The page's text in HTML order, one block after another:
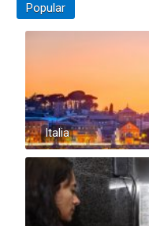
Popular
Italia